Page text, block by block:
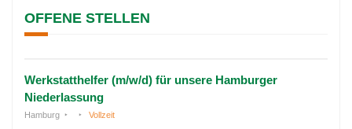
OFFENE STELLEN
Werkstatthelfer (m/w/d) für unsere Hamburger
Niederlassung
Hamburg Vollzeit